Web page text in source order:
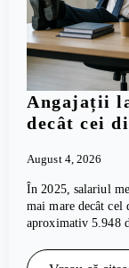
Angajații
decât cei
August 4, 2026
În 2025, salariul
mai mare decât
aproximativ 5.948